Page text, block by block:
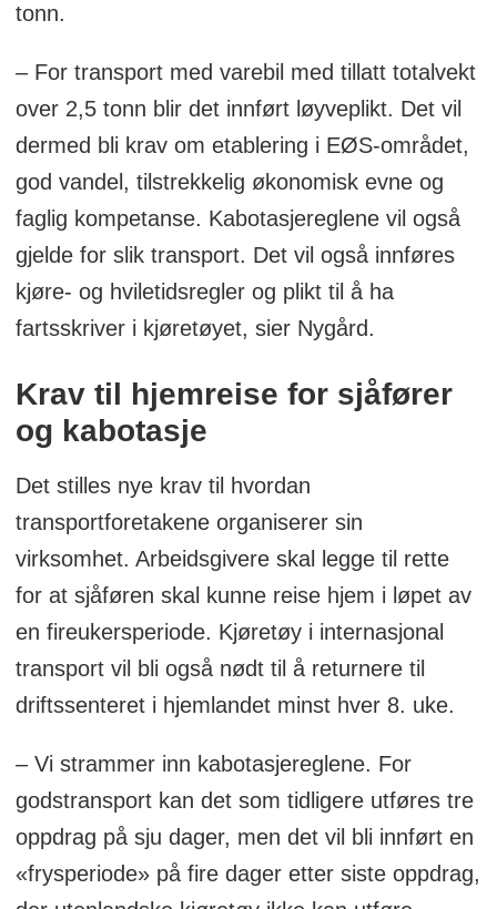
Krav om at kjøretøyet skal vende tilbake
til etableringslandet hver 8. uke.
Krav om at transportforetaket må sikre
at sjåføren får tilbringe minst én normal
ukehvil hjemme i løpet av hver
fireukersperiode, forbud mot ukehvil i
kjøretøyet og forbud mot avlønning
basert på hvor raskt sjåføren leverer
Det innføres en «frysperiode» på 4
kabotasjeoppdrag der utenlandske
kjøretøy ikke kan utføre kabotasje i
Norge.
Viktige regelverksendringer fra 2026:
Innføring av kjøre- og hviletidsregler ved
med tillatt totalvekt mellom 2,5 og 3,5
tonn.
Innføring av krav om fartsskriver ved
internasjonal transport med varebiler
tonn.
– For transport med varebil med tillatt totalvekt
over 2,5 tonn blir det innført løyveplikt. Det vil
dermed bli krav om etablering i EØS-området,
god vandel, tilstrekkelig økonomisk evne og
faglig kompetanse. Kabotasjereglene vil også
gjelde for slik transport. Det vil også innføres
kjøre- og hviletidsregler og plikt til å ha
fartsskriver i kjøretøyet, sier Nygård.
Krav til hjemreise for sjåfører
og kabotasje
Det stilles nye krav til hvordan
transportforetakene organiserer sin
virksomhet. Arbeidsgivere skal legge til rette
for at sjåføren skal kunne reise hjem i løpet av
en fireukersperiode. Kjøretøy i internasjonal
transport vil bli også nødt til å returnere til
driftssenteret i hjemlandet minst hver 8. uke.
– Vi strammer inn kabotasjereglene. For
godstransport kan det som tidligere utføres tre
oppdrag på sju dager, men det vil bli innført en
«frysperiode» på fire dager etter siste oppdrag,